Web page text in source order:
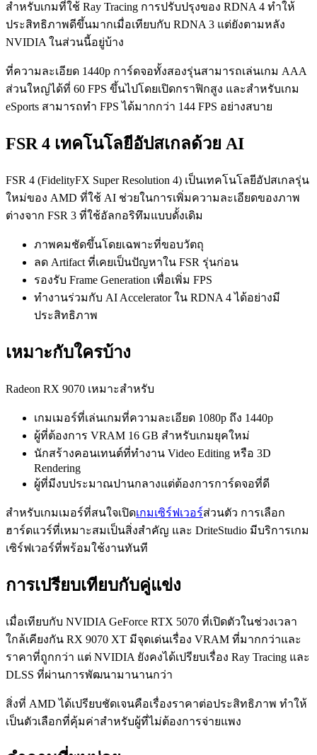
สำหรับเกมที่ใช้ Ray Tracing การปรับปรุงของ RDNA 4 ทำให้
ประสิทธิภาพดีขึ้นมากเมื่อเทียบกับ RDNA 3 แต่ยังตามหลัง
NVIDIA ในส่วนนี้อยู่บ้าง
ที่ความละเอียด 1440p การ์ดจอทั้งสองรุ่นสามารถเล่นเกม AAA
ส่วนใหญ่ได้ที่ 60 FPS ขึ้นไปโดยเปิดกราฟิกสูง และสำหรับเกม
eSports สามารถทำ FPS ได้มากกว่า 144 FPS อย่างสบาย
FSR 4 เทคโนโลยีอัปสเกลด้วย AI
FSR 4 (FidelityFX Super Resolution 4) เป็นเทคโนโลยีอัปสเกลรุ่น
ใหม่ของ AMD ที่ใช้ AI ช่วยในการเพิ่มความละเอียดของภาพ
ต่างจาก FSR 3 ที่ใช้อัลกอริทึมแบบดั้งเดิม
ภาพคมชัดขึ้นโดยเฉพาะที่ขอบวัตถุ
ลด Artifact ที่เคยเป็นปัญหาใน FSR รุ่นก่อน
รองรับ Frame Generation เพื่อเพิ่ม FPS
ทำงานร่วมกับ AI Accelerator ใน RDNA 4 ได้อย่างมี
ประสิทธิภาพ
เหมาะกับใครบ้าง
Radeon RX 9070 เหมาะสำหรับ
เกมเมอร์ที่เล่นเกมที่ความละเอียด 1080p ถึง 1440p
ผู้ที่ต้องการ VRAM 16 GB สำหรับเกมยุคใหม่
นักสร้างคอนเทนต์ที่ทำงาน Video Editing หรือ 3D
Rendering
ผู้ที่มีงบประมาณปานกลางแต่ต้องการการ์ดจอที่ดี
สำหรับเกมเมอร์ที่สนใจเปิดเกมเซิร์ฟเวอร์ส่วนตัว การเลือก
ฮาร์ดแวร์ที่เหมาะสมเป็นสิ่งสำคัญ และ DriteStudio มีบริการเกม
เซิร์ฟเวอร์ที่พร้อมใช้งานทันที
การเปรียบเทียบกับคู่แข่ง
เมื่อเทียบกับ NVIDIA GeForce RTX 5070 ที่เปิดตัวในช่วงเวลา
ใกล้เคียงกัน RX 9070 XT มีจุดเด่นเรื่อง VRAM ที่มากกว่าและ
ราคาที่ถูกกว่า แต่ NVIDIA ยังคงได้เปรียบเรื่อง Ray Tracing และ
DLSS ที่ผ่านการพัฒนามานานกว่า
สิ่งที่ AMD ได้เปรียบชัดเจนคือเรื่องราคาต่อประสิทธิภาพ ทำให้
เป็นตัวเลือกที่คุ้มค่าสำหรับผู้ที่ไม่ต้องการจ่ายแพง